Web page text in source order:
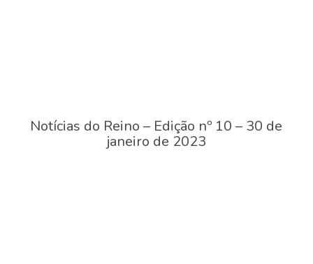
Notícias do Reino – Edição nº 10 – 30 de
janeiro de 2023